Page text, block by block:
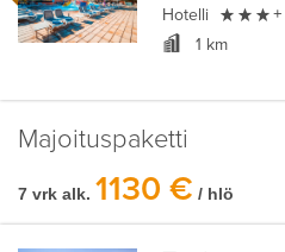
Hotelli  +
1 km
Majoituspaketti
7 vrk alk. 1130 € / hlö